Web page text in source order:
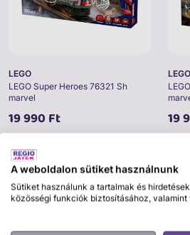
LEGO
LEGO Super Heroes 76321 Sh
marvel
19 990 Ft
LEGO
19
A weboldalon sütiket használnunk
Sütiket használunk a tartalmak és
közösségi funkciók biztosításához,